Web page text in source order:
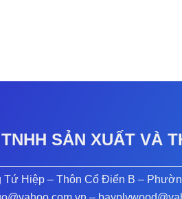
SẢN XUẤT VÀ
Hiệp – Thôn Cổ Điển B –